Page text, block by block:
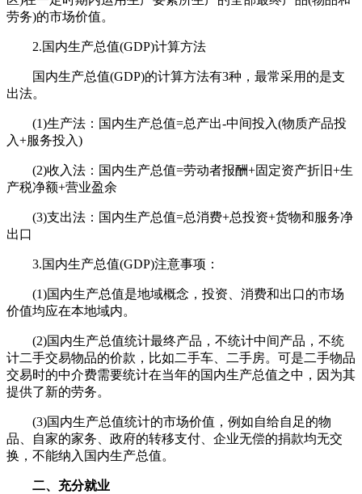
劳务)的市场价值。
2.国内生产总值(GDP)计算方法
国内生产总值(GDP)的计算方法有3种，最常采用的是支
出法。
(1)生产法：国内生产总值=总产出-中间投入(物质产品投
入+服务投入)
(2)收入法：国内生产总值=劳动者报酬+固定资产折旧+生
产税净额+营业盈余
(3)支出法：国内生产总值=总消费+总投资+货物和服务净
出口
3.国内生产总值(GDP)注意事项：
(1)国内生产总值是地域概念，投资、消费和出口的市场
价值均应在本地域内。
(2)国内生产总值统计最终产品，不统计中间产品，不统
计二手交易物品的价款，比如二手车、二手房。可是二手物品
交易时的中介费需要统计在当年的国内生产总值之中，因为其
提供了新的劳务。
(3)国内生产总值统计的市场价值，例如自给自足的物
品、自家的家务、政府的转移支付、企业无偿的捐款均无交
换，不能纳入国内生产总值。
二、充分就业